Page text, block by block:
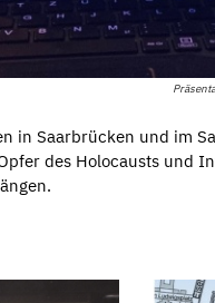
in Saarbrücken und im
des Holocausts und